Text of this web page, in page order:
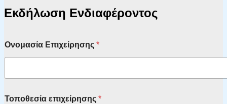
Εκδήλωση Ενδιαφέροντος
Ονομασία Επιχείρησης *
Τοποθεσία επιχείρησης *